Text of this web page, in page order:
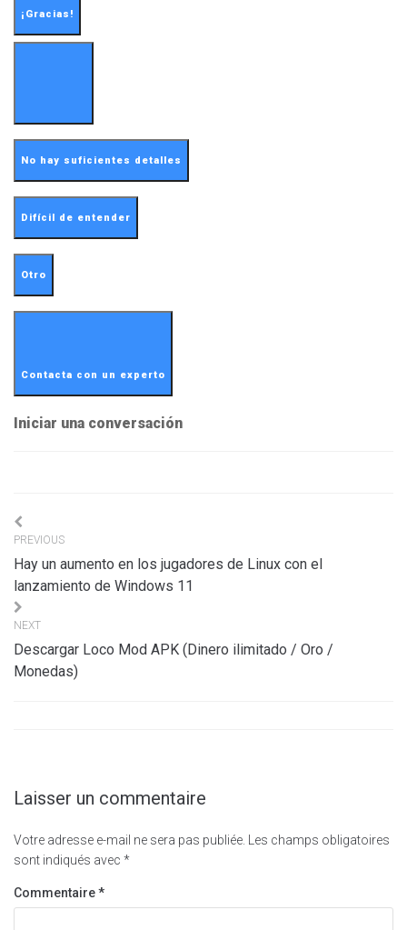
¡Gracias!
No hay suficientes detalles
Difícil de entender
Otro
Contacta con un experto
Iniciar una conversación
Navigation
de
l’article
PREVIOUS
Hay un aumento en los jugadores de Linux con el
lanzamiento de Windows 11
NEXT
Descargar Loco Mod APK (Dinero ilimitado / Oro /
Monedas)
Laisser un commentaire
Votre adresse e-mail ne sera pas publiée.
Les champs obligatoires
sont indiqués avec *
Commentaire*